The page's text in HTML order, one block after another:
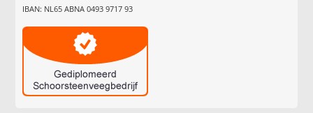
IBAN: NL65 ABNA 0493 9717 93